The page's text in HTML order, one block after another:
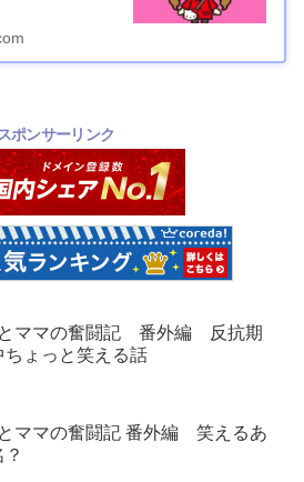
ポンサーリンク
ママの奮闘記 番外編 反抗期
ちょっと笑える話
ママの奮闘記 番外編 笑えるあ